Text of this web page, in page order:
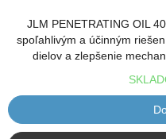
JLM PENETRATING OIL
spoľahlivým a účinným
dielov a zlepšenie